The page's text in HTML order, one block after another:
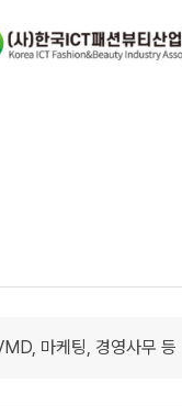
마케팅, 경영사무 등